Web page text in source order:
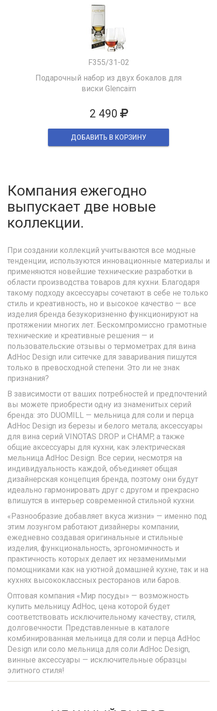
F355/31-02
Подарочный набор из двух бокалов для
виски Glencairn
2 490
ДОБАВИТЬ В КОРЗИНУ
Компания ежегодно
выпускает две новые
коллекции.
При создании коллекций учитываются все модные
тенденции, используются инновационные материалы и
применяются новейшие технические разработки в
области производства товаров для кухни. Благодаря
такому подходу аксессуары сочетают в себе не только
стиль и креативность, но и высокое качество — все
изделия бренда безукоризненно функционируют на
протяжении многих лет. Бескомпромиссно грамотные
технические и креативные решения — и
пользовательские отзывы о термометрах для вина
AdHoc Design или ситечке для заваривания пишутся
только в превосходной степени. Это ли не знак
признания?
В зависимости от ваших потребностей и предпочтений
вы можете приобрести одну из знаменитых серий
бренда: это DUOMILL — мельница для соли и перца
AdHoc Design из березы и белого метала; аксессуары
для вина серий VINOTAS DROP и CHAMP, а также
общие аксессуары для кухни, как электрическая
мельница AdHoc Design. Все серии, несмотря на
индивидуальность каждой, объединяет общая
дизайнерская концепция бренда, поэтому они будут
идеально гармонировать друг с другом и прекрасно
впишутся в интерьер современной стильной кухни.
«Разнообразие добавляет вкуса жизни» — именно под
этим лозунгом работают дизайнеры компании,
ежедневно создавая оригинальные и стильные
изделия, функциональность, эргономичность и
практичность которых делает их незаменимыми
помощниками как на уютной домашней кухне, так и на
кухнях высококлассных ресторанов или баров.
Оптовая компания «Мир посуды» — возможность
купить мельницу AdHoc, цена которой будет
соответствовать исключительному качеству, стиля,
долговечности. Представленные в каталоге
комбинированная мельница для соли и перца AdHoc
Design или соло мельница для соли AdHoc Design,
винные аксессуары — исключительные образцы
элитного стиля!